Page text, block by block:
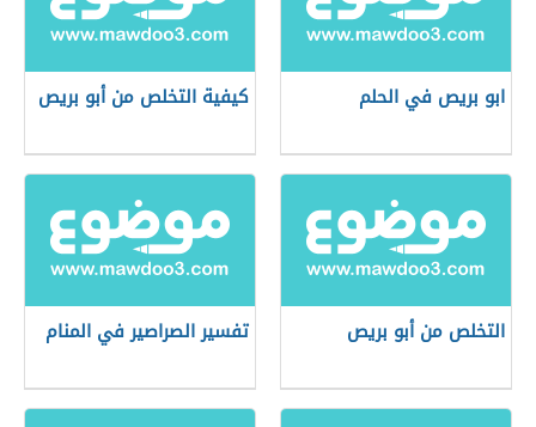
ابو بريص في الحلم كيفية التخلص من أبو بريص
التخلص من أبو بريص تفسير الصراصير في المنام